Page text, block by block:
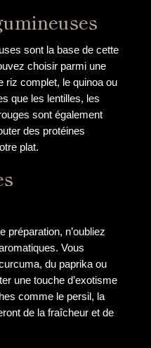
sont la base de cette
choisir parmi une
riz complet, le quinoa ou
que les lentilles, les
sont également
des protéines
plat.
préparation, n’oubliez
Vous
du paprika ou
une touche d’exotisme
comme le persil, la
de la fraîcheur et de